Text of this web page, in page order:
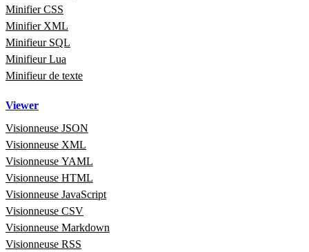
Minifier CSS
Minifier XML
Minifieur SQL
Minifieur Lua
Minifieur de texte
Viewer
Visionneuse JSON
Visionneuse XML
Visionneuse YAML
Visionneuse HTML
Visionneuse JavaScript
Visionneuse CSV
Visionneuse Markdown
Visionneuse RSS